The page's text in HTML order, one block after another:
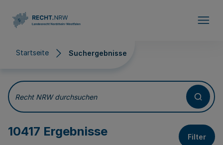
Startseite Suchergebnisse
Suchergebnisse
Recht NRW durchsuchen
10417 Ergebnisse Filter